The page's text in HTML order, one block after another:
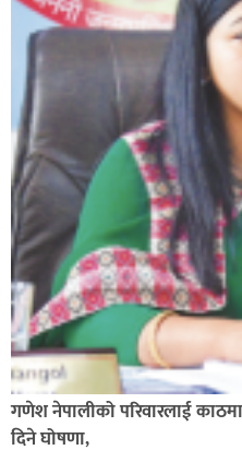
भिक्षा मागेर कारमा घुम्ने
फर्कने सर्तमा रिहा,
रौतहटमा १२ हजार लिटर
आगलागी सडक अबरुद्ध,
गणेश नेपालीको परिवारलाई
दिने घोषणा,